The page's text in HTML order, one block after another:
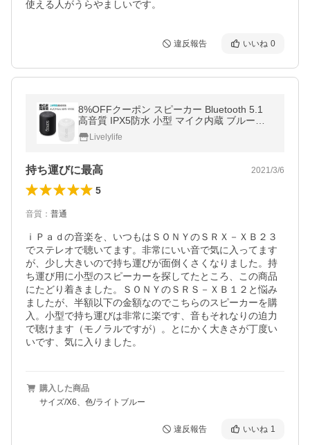
使える人がうらやましいです。
違反報告 いいね 0
8%OFFクーポン スピーカー Bluetooth 5.1
高音質 IPX5防水 小型 マイク内蔵 ブルート
ゥース ワイヤレス ポータブル 18時間再生
人気 高音 低音 iPhone Android
Livelylife
持ち運びに最高 2021/3/6
5
音質 ： 普通
ｉＰａｄの音楽を、いつもはＳＯＮＹのＳＲＸ－ＸＢ２３
でステレオで聴いてます。非常にいい音で気に入ってます
が、少し大きいので持ち運びが面倒くさくなりました。持
ち運び用に小型のスピーカーを探してたところ、この商品
にたどり着きました。ＳＯＮＹのＳＲＳ－ＸＢ１２と悩み
ましたが、半額以下の金額なのでこちらのスピーカーを購
入。小型で持ち運びは非常に楽です、音もそれなりの迫力
で聴けます（モノラルですが）。とにかく大きさが丁度い
いです、気に入りました。
購入した商品
サイズ/X6、色/ライトブルー
違反報告 いいね 1